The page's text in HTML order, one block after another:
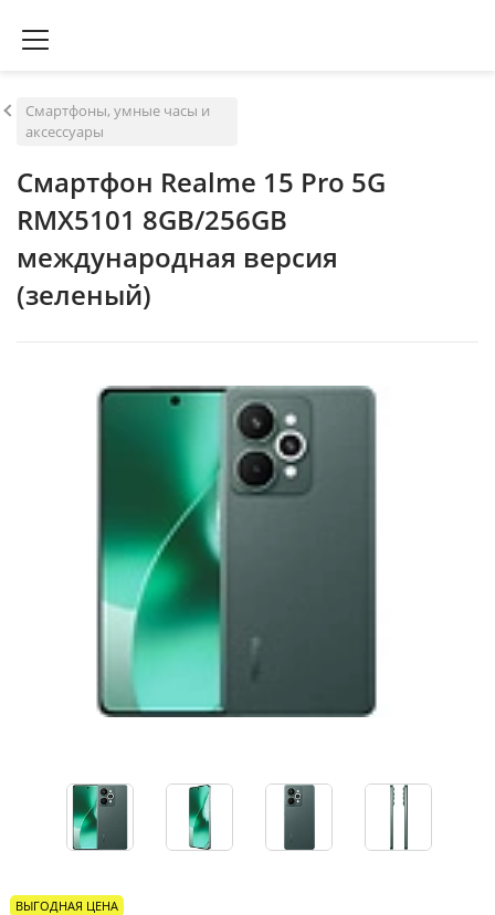
Смартфоны, умные часы и
аксессуары
Смартфон Realme 15 Pro 5G
RMX5101 8GB/256GB
международная версия
(зеленый)
ВЫГОДНАЯ ЦЕНА